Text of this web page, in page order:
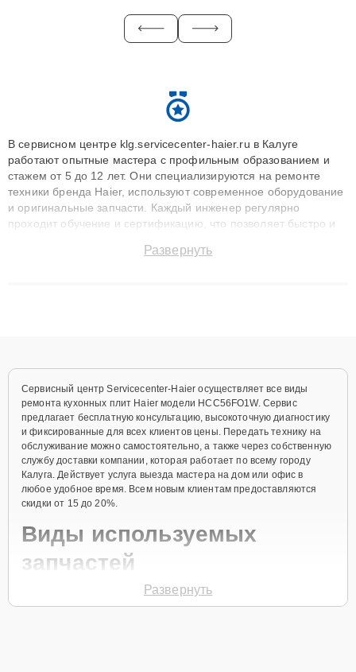
В сервисном центре klg.servicecenter-haier.ru в Калуге
работают опытные мастера с профильным образованием и
стажем от 5 до 12 лет. Они специализируются на ремонте
техники бренда Haier, используют современное оборудование
и оригинальные запчасти. Каждый инженер регулярно
проходит обучение и сертификацию, что позволяет быстро и
сохранением гарантии до 3 лет. Наши мастера решают
Развернуть
Сервисный центр Servicecenter-Haier осуществляет все виды
ремонта кухонных плит Haier модели HCC56FO1W. Сервис
предлагает бесплатную консультацию, высокоточную диагностику
и фиксированные для всех клиентов цены. Передать технику на
обслуживание можно самостоятельно, а также через собственную
службу доставки компании, которая работает по всему городу
Калуга. Действует услуга выезда мастера на дом или офис в
любое удобное время. Всем новым клиентам предоставляются
скидки от 15 до 20%.
Виды используемых
запчастей
Для ремонта кухонной плиты модели HCC56FO1W предлагаются
Развернуть